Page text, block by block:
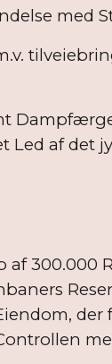
med
Led af det
300.000